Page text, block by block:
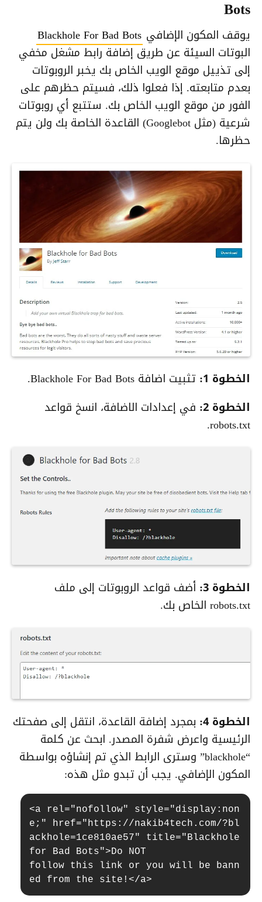
Bots
يوقف المكون الإضافي Blackhole For Bad Bots
البوتات السيئة عن طريق إضافة رابط مشغل مخفي
إلى تذييل موقع الويب الخاص بك يخبر الروبوتات
بعدم متابعته. إذا فعلوا ذلك، فسيتم حظرهم على
الفور من موقع الويب الخاص بك. ستتبع أي روبوتات
شرعية (مثل Googlebot) القاعدة الخاصة بك ولن يتم
حظرها.
الخطوة 1:
تثبيت اضافة Blackhole For Bad Bots.
الخطوة 2:
في إعدادات الاضافة، انسخ قواعد
robots.txt.
الخطوة 3:
أضف قواعد الروبوتات إلى ملف
robots.txt الخاص بك.
الخطوة 4:
بمجرد إضافة القاعدة، انتقل إلى صفحتك
الرئيسية واعرض شفرة المصدر. ابحث عن كلمة
“blackhole” وسترى الرابط الذي تم إنشاؤه بواسطة
المكون الإضافي. يجب أن تبدو مثل هذه:
<a rel="nofollow" style="display:non
e;" href="https://nakib4tech.com/?bl
ackhole=1ce810ae57" title="Blackhole
for Bad Bots">Do NOT
follow this link or you will be bann
ed from the site!</a>